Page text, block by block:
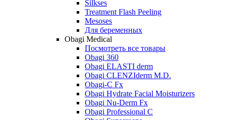
Silkses
Treatment Flash Peeling
Mesoses
Для беременных
Obagi Medical
Посмотреть все товары
Obagi 360
Obagi ELASTI derm
Obagi CLENZIderm M.D.
Obagi-C Fx
Obagi Hydrate Facial Moisturizers
Obagi Nu-Derm Fx
Obagi Professional C